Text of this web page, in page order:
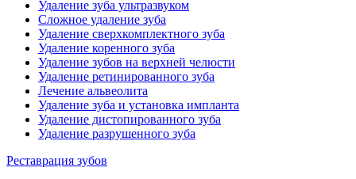
Удаление зуба ультразвуком
Сложное удаление зуба
Удаление сверхкомплектного зуба
Удаление коренного зуба
Удаление зубов на верхней челюсти
Удаление ретинированного зуба
Лечение альвеолита
Удаление зуба и установка импланта
Удаление дистопированного зуба
Удаление разрушенного зуба
Реставрация зубов